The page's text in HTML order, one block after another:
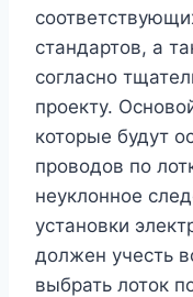
стандартов, а
согласно
проекту.
которые будут
проводов по
неуклонное
установки
должен учесть
выбрать лоток